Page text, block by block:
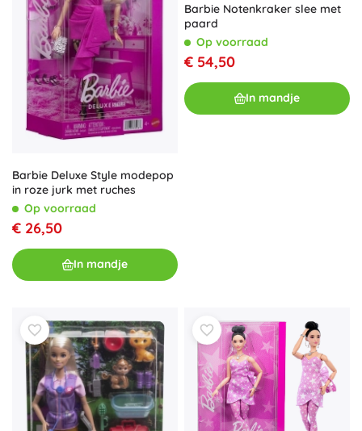
Barbie Deluxe Style modepop
in roze jurk met ruches
Op voorraad
€ 26,50
In mandje
Barbie Notenkraker slee met
paard
Op voorraad
€ 54,50
In mandje